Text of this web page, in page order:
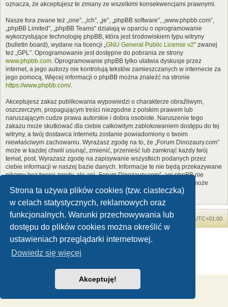
Strona ta używa plików cookies (tzw. ciasteczka)
w celach statystycznych, reklamowych oraz
funkcjonalnych. Warunki przechowywania lub
dostępu do plików cookies można określić w
ustawieniach przeglądarki internetowej.
Dowiedz się więcej
Akceptuję!
oznacza, że akceptujesz te zmiany ze wszelkimi konsekwencjami prawnymi.
Nasze fora zwane też „one”, „ich”, „je”, „phpBB software”, „www.phpbb.com”,
„phpBB Limited”, „phpBB Teams” działają w oparciu o oprogramowanie
wykorzystujące technologię phpBB, która jest środowiskiem typu witryny
(bulletin board), wydane na licencji „GNU General Public License v2” zwanej
też „GPL”. Oprogramowanie jest dostępne do pobrania ze strony
www.phpbb.com. Oprogramowanie phpBB tylko ułatwia dyskusje przez
internet, a jego autorzy nie kontrolują tekstów zamieszczanych w internecie za
jego pomocą. Więcej informacji o phpBB można znaleźć na stronie
https://www.phpbb.com/.
Akceptujesz zakaz publikowania wypowiedzi o charakterze obraźliwym,
oszczerczym, propagującym treści niezgodne z polskim prawem lub
naruszającym cudze prawa autorskie i dobra osobiste. Naruszenie tego
zakazu może skutkować dla ciebie całkowitym zablokowaniem dostępu do tej
witryny, a twój dostawca internetu zostanie powiadomiony o twoim
niewłaściwym zachowaniu. Wyrażasz zgodę na to, że „Forum Dinozaury.com”
może w każdej chwili usunąć, zmienić, przenieść lub zamknąć każdy twój
temat, post. Wyrażasz zgodę na zapisywanie wszystkich podanych przez
ciebie informacji w naszej bazie danych. Informacje te nie będą przekazywane
nikomu bez twojej zgody, ale ani „Forum Dinozaury.com”, ani phpBB nie
ponosi odpowiedzialności za włamania do witryny, podczas których może
dojść do kradzieży danych.
Forum Dinozaury.com Strona główna Strefa czasowa UTC+01:00
Dinozaury.com© 2006-2020
Polski pakiet językowy dostarcza